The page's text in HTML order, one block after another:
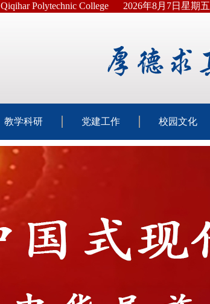
Qiqihar Polytechnic College 2026年8月7日星期五
教学科研 党建工作 校园文化